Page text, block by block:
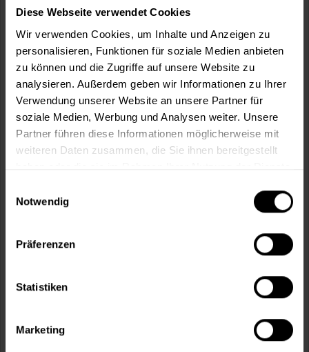
Diese Webseite verwendet Cookies
Wir verwenden Cookies, um Inhalte und Anzeigen zu
personalisieren, Funktionen für soziale Medien anbieten
zu können und die Zugriffe auf unsere Website zu
analysieren. Außerdem geben wir Informationen zu Ihrer
Verwendung unserer Website an unsere Partner für
soziale Medien, Werbung und Analysen weiter. Unsere
Partner führen diese Informationen möglicherweise mit
weiteren Daten zusammen, die Sie ihnen bereitgestellt
Notwendig
Präferenzen
Statistiken
Marketing
m²
In denWarenkorb
Merken Fragen zum Artikel?
Kostenloser Versand ab 60 EUR